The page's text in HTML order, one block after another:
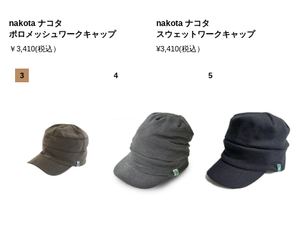
nakota ナコタ
ポロメッシュワークキャップ
￥3,410(税込）
nakota ナコタ
スウェットワークキャップ
¥3,410(税込）